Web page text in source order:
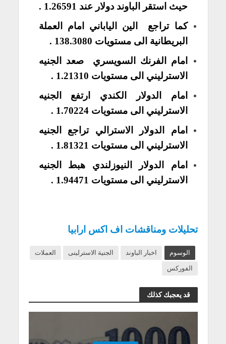
حيث استقر الباوند دولار عند 1.26591 .
كما تراجع الين الياباني امام العملة
البريطانية الى مستويات 138.3080 .
امام الفرنك السويسري صعد الجنيه
الاسترليني الى مستويات 1.21310 .
امام الدولار الكندي ارتفع الجنيه
الاسترليني الى مستويات 1.70224 .
امام الدولار الاسترالي تراجع الجنيه
الاسترليني الى مستويات 1.81321 .
امام الدولار النيوزلندي هبط الجنيه
الاسترليني الى مستويات 1.94471 .
تحليلات ومناقشات اف اكس ارابيا
الوسوم اخبار الباوند الجنية الاسترلينى
العملات
الفوركس
قد يعجبك كذلك